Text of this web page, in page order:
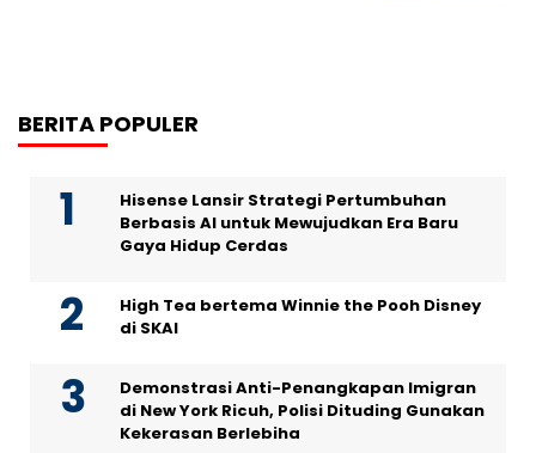
BERITA POPULER
Hisense Lansir Strategi Pertumbuhan
Berbasis AI untuk Mewujudkan Era Baru
Gaya Hidup Cerdas
High Tea bertema Winnie the Pooh Disney
di SKAI
Demonstrasi Anti-Penangkapan Imigran
di New York Ricuh, Polisi Dituding Gunakan
Kekerasan Berlebiha